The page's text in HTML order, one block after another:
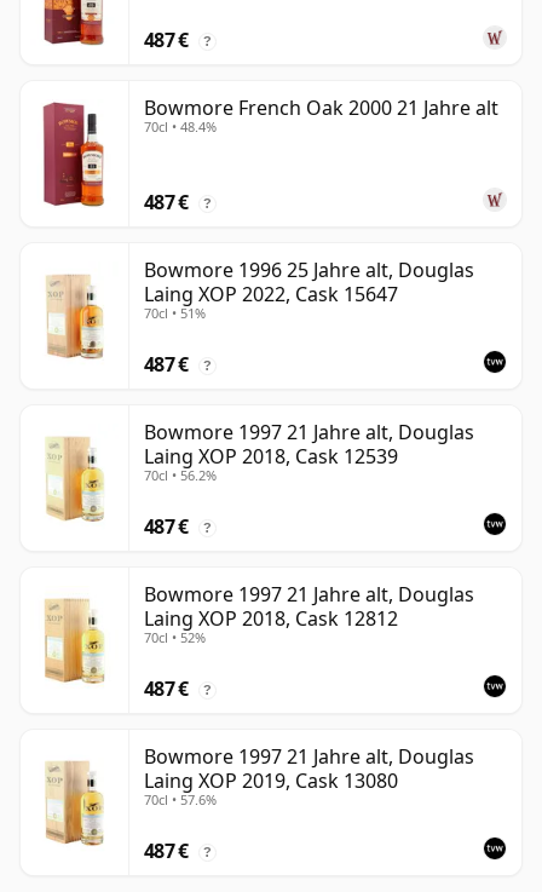
487 € ?
Bowmore French Oak 2000 21 Jahre alt
70cl • 48.4%
487 € ?
Bowmore 1996 25 Jahre alt, Douglas
Laing XOP 2022, Cask 15647
70cl • 51%
487 € ?
Bowmore 1997 21 Jahre alt, Douglas
Laing XOP 2018, Cask 12539
70cl • 56.2%
487 € ?
Bowmore 1997 21 Jahre alt, Douglas
Laing XOP 2018, Cask 12812
70cl • 52%
487 € ?
Bowmore 1997 21 Jahre alt, Douglas
Laing XOP 2019, Cask 13080
70cl • 57.6%
487 € ?